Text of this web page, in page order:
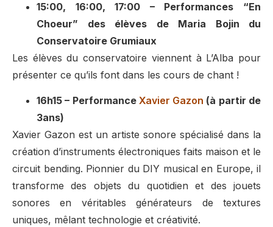
15:00, 16:00, 17:00 – Performances “En
Choeur” des élèves de Maria Bojin du
Conservatoire Grumiaux
Les élèves du conservatoire viennent à L’Alba pour
présenter ce qu’ils font dans les cours de chant !
16h15 – Performance Xavier Gazon (à partir de
3ans)
Xavier Gazon est un artiste sonore spécialisé dans la
création d’instruments électroniques faits maison et le
circuit bending. Pionnier du DIY musical en Europe, il
transforme des objets du quotidien et des jouets
sonores en véritables générateurs de textures
uniques, mêlant technologie et créativité.